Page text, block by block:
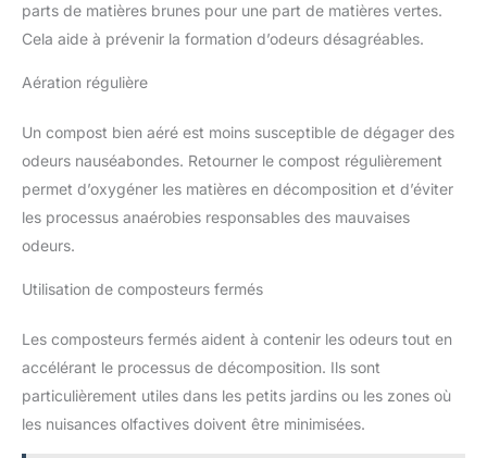
parts de matières brunes pour une part de matières vertes.
Cela aide à prévenir la formation d’odeurs désagréables.
Aération régulière
Un compost bien aéré est moins susceptible de dégager des
odeurs nauséabondes. Retourner le compost régulièrement
permet d’oxygéner les matières en décomposition et d’éviter
les processus anaérobies responsables des mauvaises
odeurs.
Utilisation de composteurs fermés
Les composteurs fermés aident à contenir les odeurs tout en
accélérant le processus de décomposition. Ils sont
particulièrement utiles dans les petits jardins ou les zones où
les nuisances olfactives doivent être minimisées.